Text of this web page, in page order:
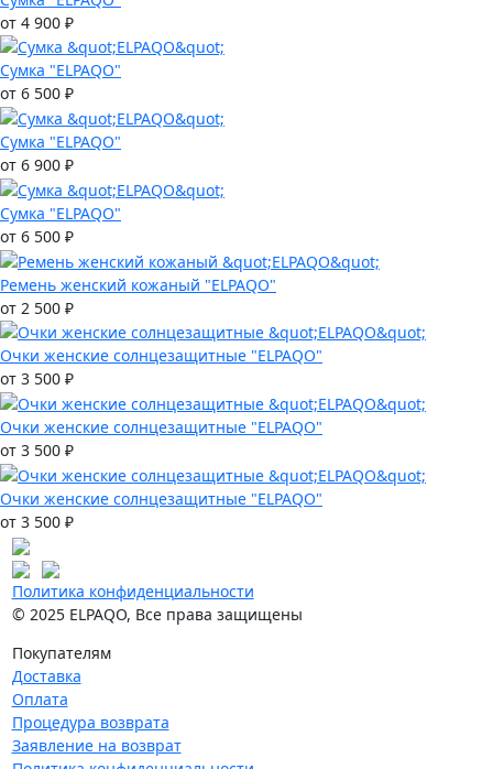
от 4 900 ₽
Сумка "ELPAQO"
от 6 500 ₽
Сумка "ELPAQO"
от 6 900 ₽
Сумка "ELPAQO"
от 6 500 ₽
Ремень женский кожаный "ELPAQO"
от 2 500 ₽
Очки женские солнцезащитные "ELPAQO"
от 3 500 ₽
Очки женские солнцезащитные "ELPAQO"
от 3 500 ₽
Очки женские солнцезащитные "ELPAQO"
от 3 500 ₽
Политика конфиденциальности
© 2025 ELPAQO, Все права защищены
Покупателям
Доставка
Оплата
Процедура возврата
Заявление на возврат